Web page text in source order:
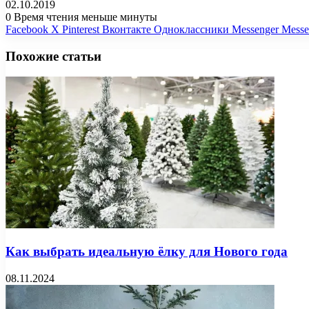
02.10.2019
0 Время чтения меньше минуты
Facebook X Pinterest Вконтакте Одноклассники Messenger
Похожие статьи
Как выбрать идеальную ёлку для Нового года
08.11.2024